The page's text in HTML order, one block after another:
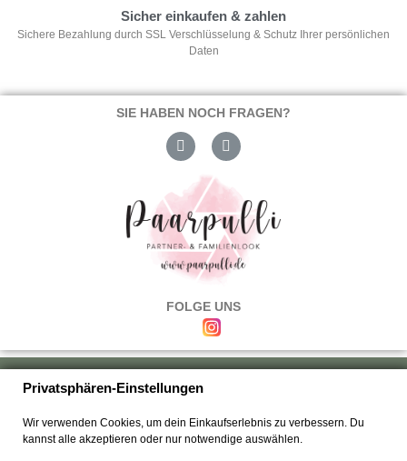
Sicher einkaufen & zahlen
Sichere Bezahlung durch SSL Verschlüsselung & Schutz Ihrer persönlichen
Daten
SIE HABEN NOCH FRAGEN?
FOLGE UNS
Über uns|Versand & Zahlung|Umtausch & Rückgabe
Kontakt
Privatsphären-Einstellungen
Wir verwenden Cookies, um dein Einkaufserlebnis zu verbessern. Du
kannst alle akzeptieren oder nur notwendige auswählen.